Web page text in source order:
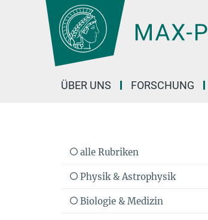
Hauptinhalt
ÜBER UNS FORSCHUNG
alle Rubriken
Physik & Astrophysik
Biologie & Medizin